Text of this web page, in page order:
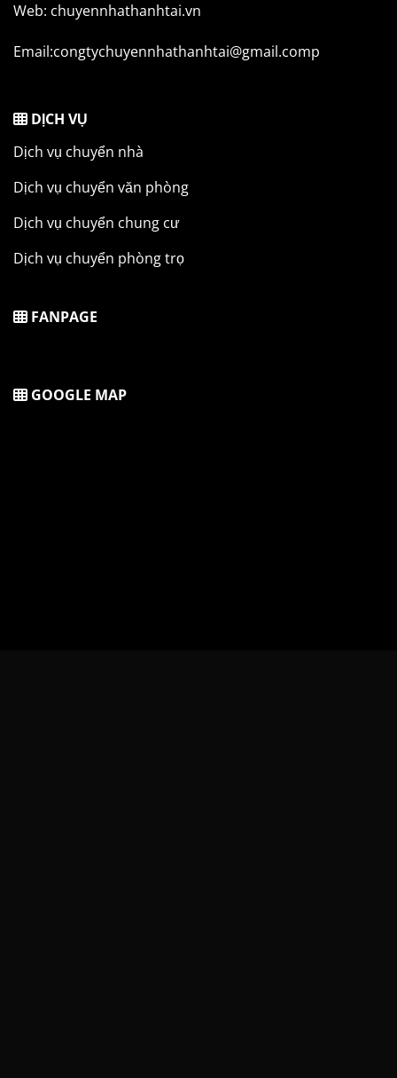
Web: chuyennhathanhtai.vn
Email:congtychuyennhathanhtai@gmail.comp
DỊCH VỤ
Dịch vụ chuyển nhà
Dịch vụ chuyển văn phòng
Dịch vụ chuyển chung cư
Dịch vụ chuyển phòng trọ
FANPAGE
GOOGLE MAP